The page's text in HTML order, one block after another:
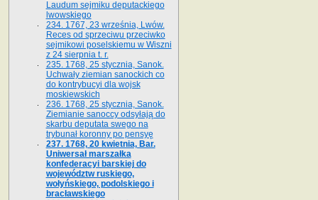
Laudum sejmiku deputackiego
lwowskiego
234. 1767, 23 września, Lwów.
Reces od sprzeciwu przeciwko
sejmikowi poselskiemu w Wiszni
z 24 sierpnia t. r.
235. 1768, 25 stycznia, Sanok.
Uchwały ziemian sanockich co
do kontrybucyi dla wojsk
moskiewskich
236. 1768, 25 stycznia, Sanok.
Ziemianie sanoccy odsyłają do
skarbu deputata swego na
trybunał koronny po pensyę
237. 1768, 20 kwietnia, Bar.
Uniwersał marszałka
konfederacyi barskiej do
województw ruskiego,
wołyńskiego, podolskiego i
bracławskiego